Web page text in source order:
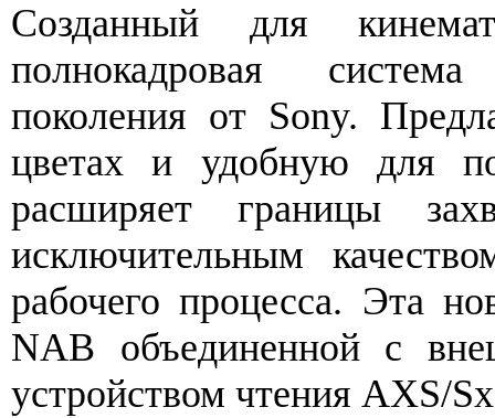
Созданный для
полнокадровая
поколения от Sony.
цветах и удобную для
расширяет границы
исключительным
рабочего процесса. Эта
NAB объединенной с
устройством чтения AXS/